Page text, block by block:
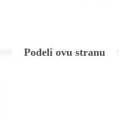
Podeli ovu stranu